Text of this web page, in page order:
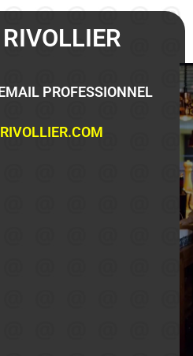
PROFESSIONNEL